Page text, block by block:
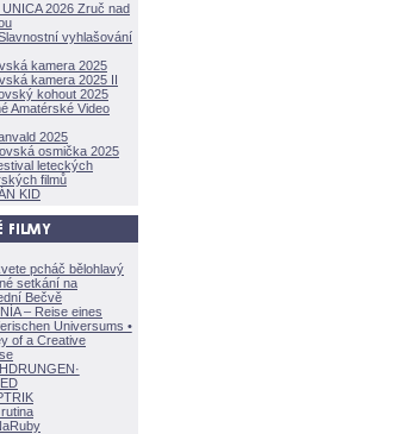
2026 Zruč nad
vyhlašování
kamera 2025
kamera 2025 II
kohout 2025
Amatérské Video
2025
osmička 2025
leteckých
filmů
KID
pcháč bělohlavý
setkání na
Bečvě
– Reise eines
en Universums •
of a Creative
·